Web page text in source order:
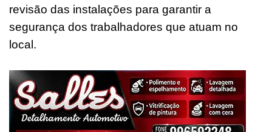
revisão das instalações para garantir a
segurança dos trabalhadores que atuam no
local.